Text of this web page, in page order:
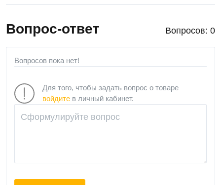
Вопрос-ответ Вопросов: 0
Вопросов пока нет!
Для того, чтобы задать вопрос о товаре
войдите в личный кабинет.